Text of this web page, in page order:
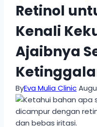
Retinol
Kenali
Ajaibnya
ByEva Mulia Clinic